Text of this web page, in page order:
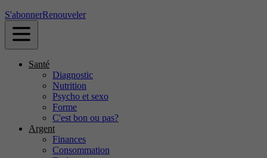
S'abonnerRenouveler
Santé
Diagnostic
Nutrition
Psycho et sexo
Forme
C'est bon ou pas?
Argent
Finances
Consommation